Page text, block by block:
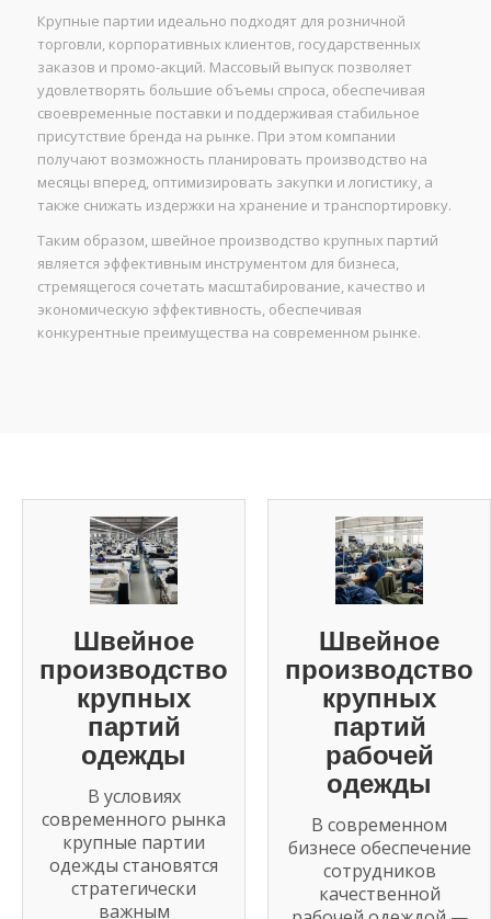
Крупные партии идеально подходят для розничной
торговли, корпоративных клиентов, государственных
заказов и промо-акций. Массовый выпуск позволяет
удовлетворять большие объемы спроса, обеспечивая
своевременные поставки и поддерживая стабильное
присутствие бренда на рынке. При этом компании
получают возможность планировать производство на
месяцы вперед, оптимизировать закупки и логистику, а
также снижать издержки на хранение и транспортировку.
Таким образом, швейное производство крупных партий
является эффективным инструментом для бизнеса,
стремящегося сочетать масштабирование, качество и
экономическую эффективность, обеспечивая
конкурентные преимущества на современном рынке.
Швейное
производство
крупных
партий
одежды
В условиях
современного рынка
крупные партии
одежды становятся
стратегически
важным
Швейное
производство
крупных
партий
рабочей
одежды
В современном
бизнесе обеспечение
сотрудников
качественной